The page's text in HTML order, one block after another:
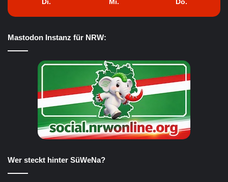
Mastodon Instanz für NRW:
Wer steckt hinter SüWeNa?